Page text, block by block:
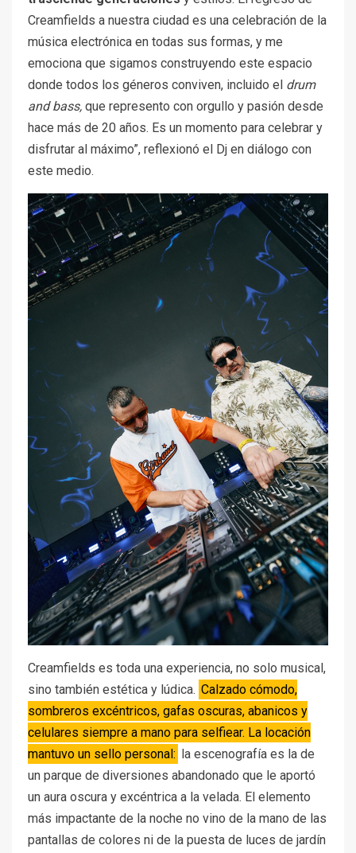
Creamfields a nuestra ciudad es una celebración de la
música electrónica en todas sus formas, y me
emociona que sigamos construyendo este espacio
donde todos los géneros conviven, incluido el drum
and bass, que represento con orgullo y pasión desde
hace más de 20 años. Es un momento para celebrar y
disfrutar al máximo”, reflexionó el Dj en diálogo con
este medio.
Creamfields es toda una experiencia, no solo musical,
sino también estética y lúdica. Calzado cómodo,
sombreros excéntricos, gafas oscuras, abanicos y
celulares siempre a mano para selfiear. La locación
mantuvo un sello personal: la escenografía es la de
un parque de diversiones abandonado que le aportó
un aura oscura y excéntrica a la velada. El elemento
más impactante de la noche no vino de la mano de las
pantallas de colores ni de la puesta de luces de jardín